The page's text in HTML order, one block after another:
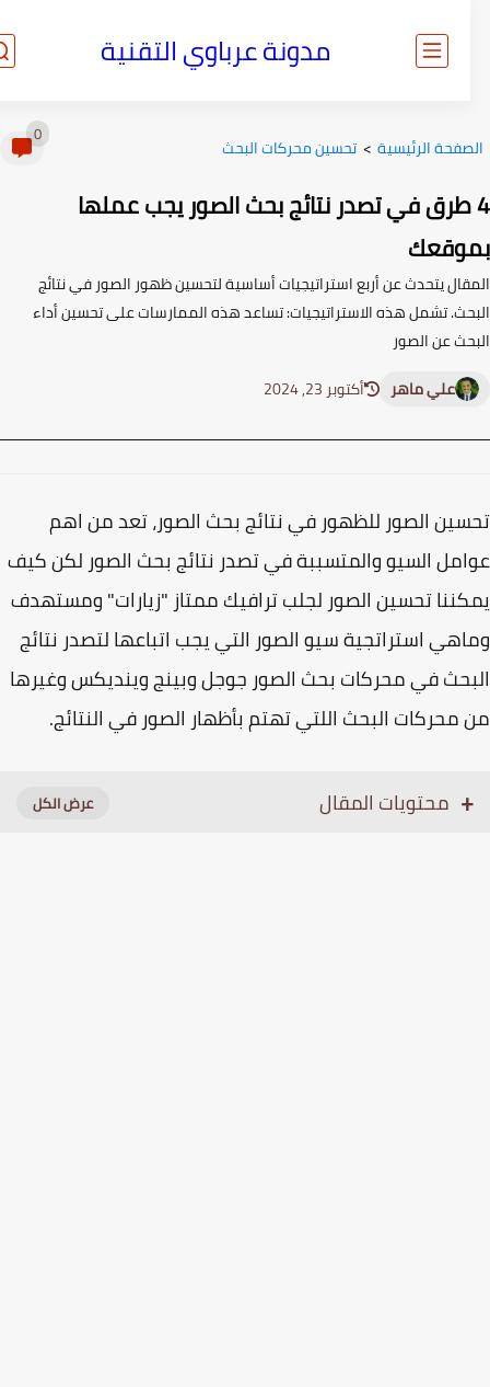
مدونة عرباوي التقنية
الرئيسية> تحسين محركات البحث
طرق في تصدر نتائج بحث الصور يجب عملها
يتحدث عن أربع استراتيجيات أساسية لتحسين ظهور الصور في نتائج
تشمل هذه الاستراتيجيات: تساعد هذه الممارسات على تحسين أداء
عن الصور
علي ماهر
أكتوبر 23, 2024
الصور للظهور في نتائج بحث الصور، تعد من اهم
السيو والمتسببة في تصدر نتائج بحث الصور لكن كيف
تحسين الصور لجلب ترافيك ممتاز "زيارات" ومستهدف
استراتجية سيو الصور التي يجب اتباعها لتصدر نتائج
في محركات بحث الصور جوجل وبينج وينديكس وغيرها
البحث اللتي تهتم بأظهار الصور في النتائج.
محتويات المقال